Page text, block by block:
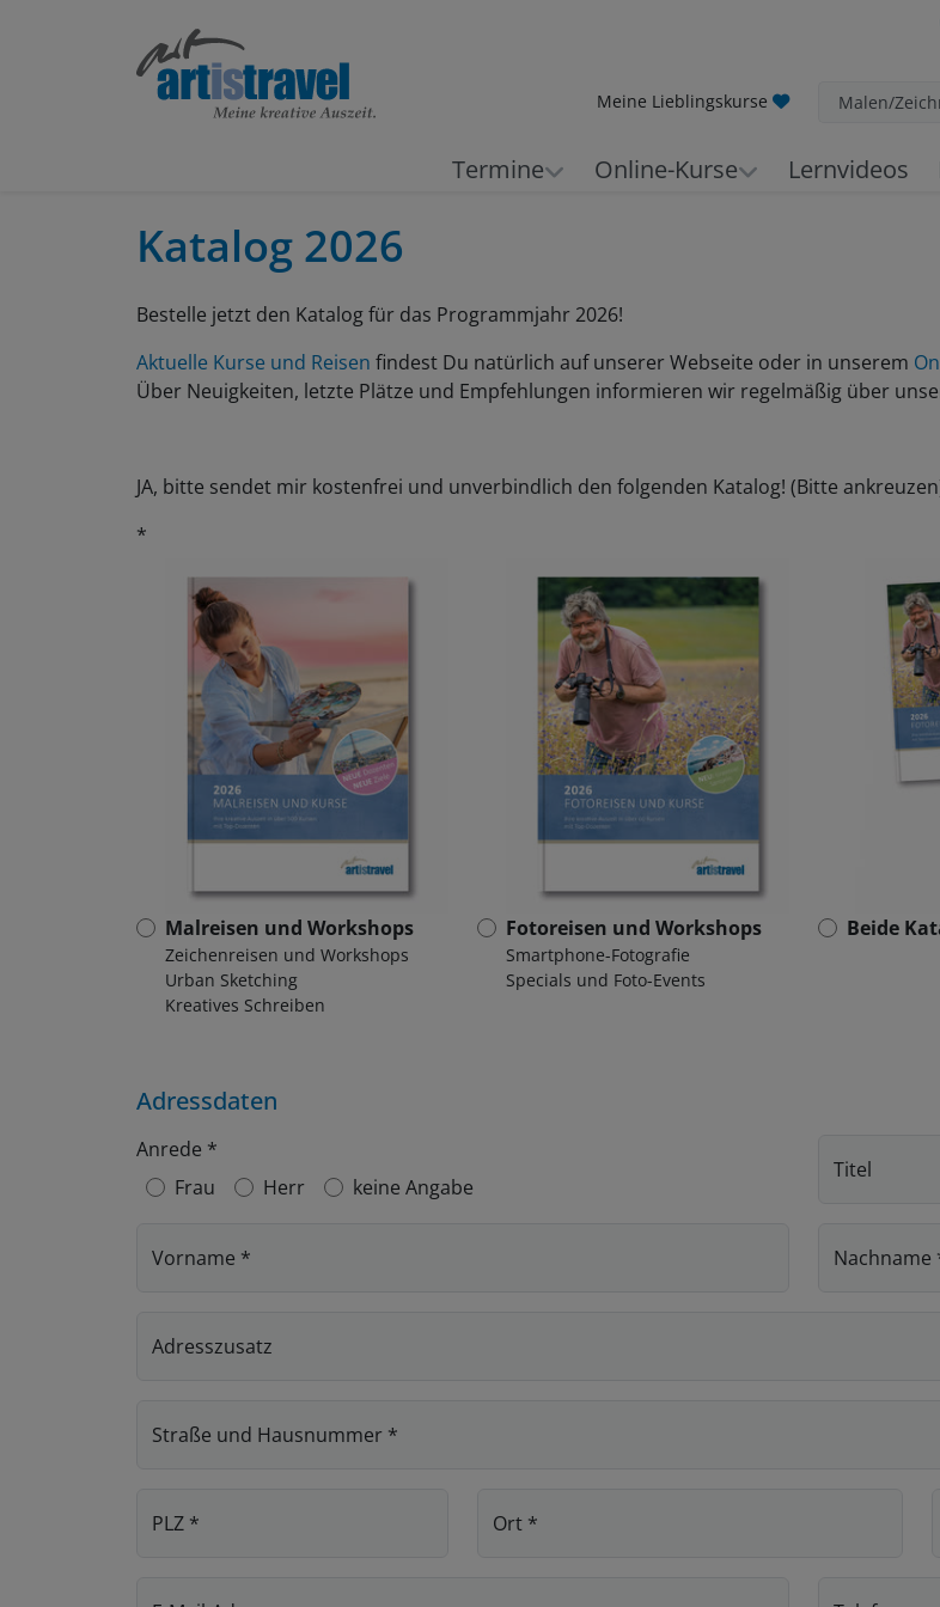
Meine Lieblingskurse Malen/
Termine Online-Kurse Lernvideos
Katalog 2026
Bestelle jetzt den Katalog für das Programmjahr 2026!
Aktuelle Kurse und Reisen findest Du natürlich auf unserer Webseite oder in unserem
Über Neuigkeiten, letzte Plätze und Empfehlungen informieren wir regelmäßig über
JA, bitte sendet mir kostenfrei und unverbindlich den folgenden Katalog! (Bitte
*
Malreisen und Workshops
Zeichenreisen und Workshops
Urban Sketching
Kreatives Schreiben
Fotoreisen und Workshops
Smartphone-Fotografie
Specials und Foto-Events
Beide
Adressdaten
Anrede *
Frau
Herr keine Angabe
Titel
Vorname * Nachname
Adresszusatz
Straße und Hausnummer *
PLZ * Ort *